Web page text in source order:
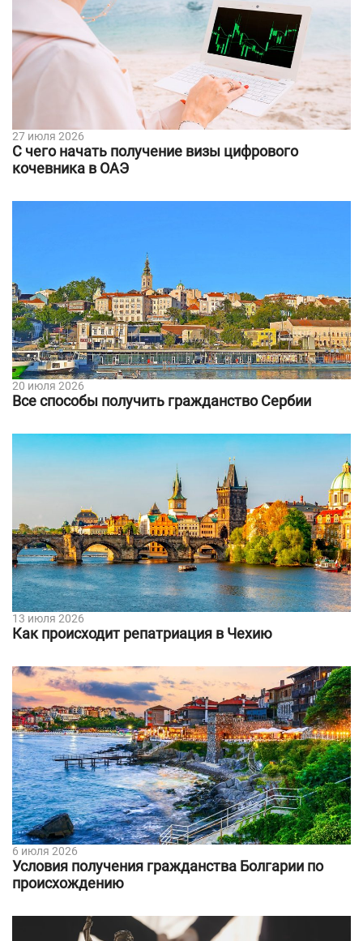
27 июля 2026
С чего начать получение визы цифрового
кочевника в ОАЭ
20 июля 2026
Все способы получить гражданство Сербии
13 июля 2026
Как происходит репатриация в Чехию
6 июля 2026
Условия получения гражданства Болгарии по
происхождению